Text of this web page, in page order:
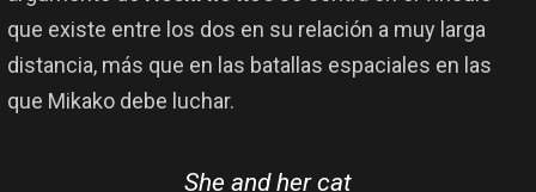
que existe entre los dos en su relación a muy larga
distancia, más que en las batallas espaciales en las
que Mikako debe luchar.
She and her cat